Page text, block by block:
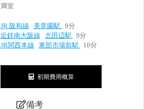
満室
JR 阪和線 美章園駅
9分
近鉄南大阪線
北田辺駅
9分
JR関西本線
東部市場前駅 10分
初期費用概算
備考